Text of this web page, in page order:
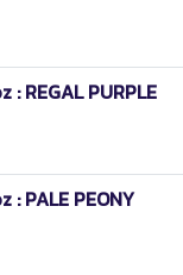
REGAL PURPLE
PALE PEONY